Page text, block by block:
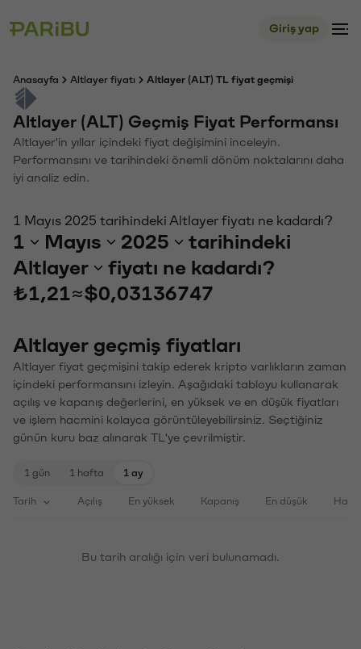
Giriş yap
Anasayfa Altlayer fiyatı Altlayer (ALT) TL fiyat geçmişi
Altlayer (ALT) Geçmiş Fiyat Performansı
Altlayer'in yıllar içindeki fiyat değişimini inceleyin.
Performansını ve tarihindeki önemli dönüm noktalarını daha
iyi analiz edin.
1 Mayıs 2025 tarihindeki Altlayer fiyatı ne kadardı?
1 Mayıs 2025
tarihindeki
Altlayer
fiyatı ne kadardı?
₺1,21≈$0,03136747
Altlayer geçmiş fiyatları
Altlayer fiyat geçmişini takip ederek kripto varlıkların zaman
içindeki performansını izleyin. Aşağıdaki tabloyu kullanarak
açılış ve kapanış değerlerini, en yüksek ve en düşük fiyatları
ve işlem hacmini kolayca görüntüleyebilirsiniz. Seçtiğiniz
günün kuru baz alınarak TL'ye çevrilmiştir.
1 gün 1 hafta 1 ay
Tarih Açılış En yüksek Kapanış En düşük
Bu tarih aralığı için veri bulunamadı.